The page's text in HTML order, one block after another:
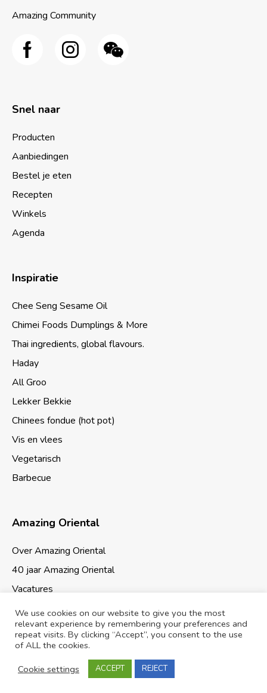
Amazing Community
Snel naar
Producten
Aanbiedingen
Bestel je eten
Recepten
Winkels
Agenda
Inspiratie
Chee Seng Sesame Oil
Chimei Foods Dumplings & More
Thai ingredients, global flavours.
Haday
All Groo
Lekker Bekkie
Chinees fondue (hot pot)
Vis en vlees
Vegetarisch
Barbecue
Amazing Oriental
Over Amazing Oriental
40 jaar Amazing Oriental
Vacatures
© 2026 Amazing Oriental Supermarkten
We use cookies on our website to give you the most
relevant experience by remembering your preferences and
repeat visits. By clicking “Accept”, you consent to the use
of ALL the cookies.
Cookie settings
ACCEPT REJECT